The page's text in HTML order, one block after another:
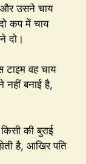
और उसने चाय
कप में चाय
दो।
टाइम वह चाय
नहीं बनाई है,
की बुराई
है, आखिर पति